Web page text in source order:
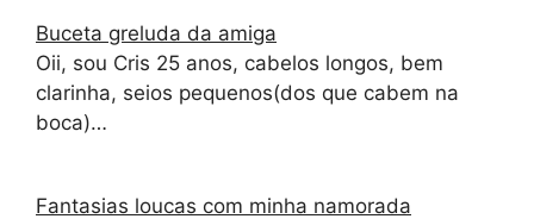
Buceta greluda da amiga
Oii, sou Cris 25 anos, cabelos longos, bem
clarinha, seios pequenos(dos que cabem na
boca)…
Fantasias loucas com minha namorada